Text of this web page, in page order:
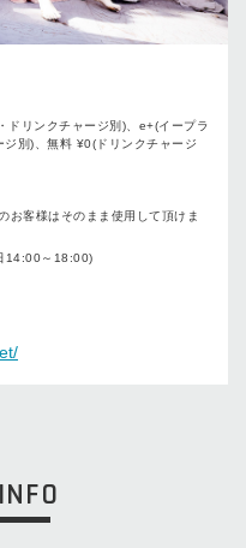
リンクチャージ別)、e+(イープラ
別)、無料 ¥0(ドリンクチャージ
客様はそのまま使用して頂けま
14:00～18:00)